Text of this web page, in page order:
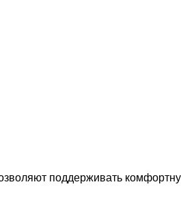
поддерживать